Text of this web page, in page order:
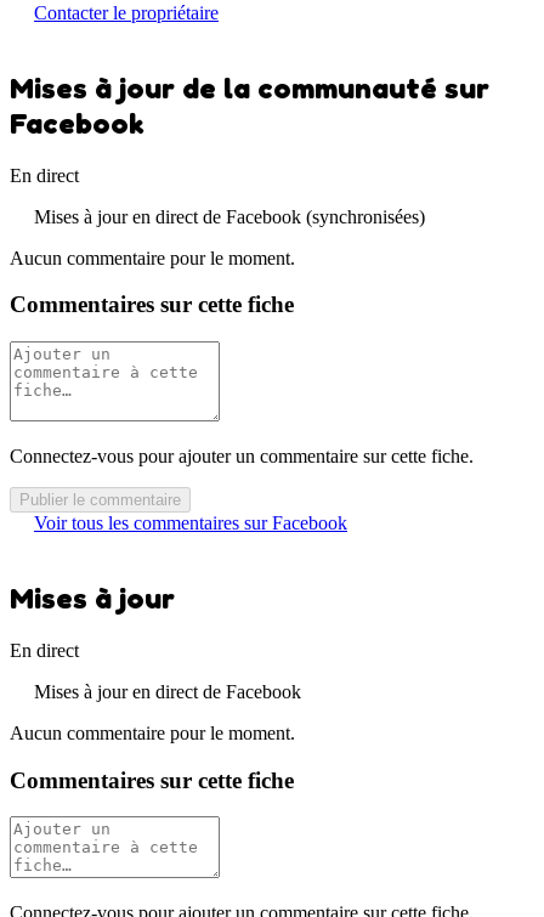
Contacter le propriétaire
Mises à jour de la communauté sur
Facebook
En direct
Mises à jour en direct de Facebook (synchronisées)
Aucun commentaire pour le moment.
Commentaires sur cette fiche
Connectez-vous pour ajouter un commentaire sur cette fiche.
Publier le commentaire
Voir tous les commentaires sur Facebook
Mises à jour
En direct
Mises à jour en direct de Facebook
Aucun commentaire pour le moment.
Commentaires sur cette fiche